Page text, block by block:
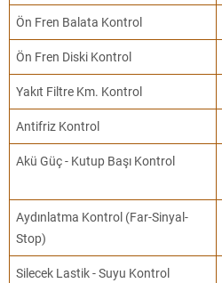
Ön Fren Balata Kontrol
Ön Fren Diski Kontrol
Yakıt Filtre Km. Kontrol
Antifriz Kontrol
Akü Güç - Kutup Başı Kontrol
Aydınlatma Kontrol (Far-Sinyal-
Stop)
Silecek Lastik - Suyu Kontrol